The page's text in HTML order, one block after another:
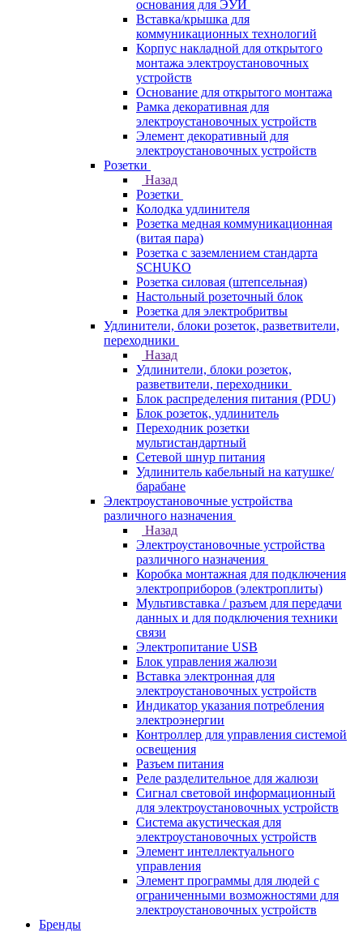
основания для ЭУИ
Вставка/крышка для
коммуникационных технологий
Корпус накладной для открытого
монтажа электроустановочных
устройств
Основание для открытого монтажа
Рамка декоративная для
электроустановочных устройств
Элемент декоративный для
электроустановочных устройств
Розетки
Назад
Розетки
Колодка удлинителя
Розетка медная коммуникационная
(витая пара)
Розетка с заземлением стандарта
SCHUKO
Розетка силовая (штепсельная)
Настольный розеточный блок
Розетка для электробритвы
Удлинители, блоки розеток, разветвители,
переходники
Назад
Удлинители, блоки розеток,
разветвители, переходники
Блок распределения питания (PDU)
Блок розеток, удлинитель
Переходник розетки
мультистандартный
Сетевой шнур питания
Удлинитель кабельный на катушке/
барабане
Электроустановочные устройства
различного назначения
Назад
Электроустановочные устройства
различного назначения
Коробка монтажная для подключения
электроприборов (электроплиты)
Мультивставка / разъем для передачи
данных и для подключения техники
связи
Электропитание USB
Блок управления жалюзи
Вставка электронная для
электроустановочных устройств
Индикатор указания потребления
электроэнергии
Контроллер для управления системой
освещения
Разъем питания
Реле разделительное для жалюзи
Сигнал световой информационный
для электроустановочных устройств
Система акустическая для
электроустановочных устройств
Элемент интеллектуального
управления
Элемент программы для людей с
ограниченными возможностями для
электроустановочных устройств
Бренды